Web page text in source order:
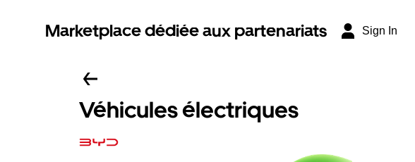
Marketplace dédiée aux partenariats Sign In
Véhicules électriques